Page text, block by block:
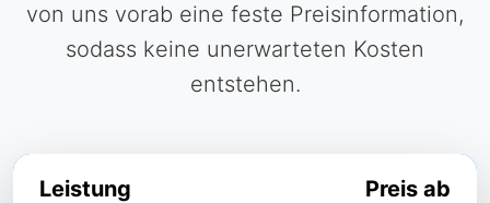
von uns vorab eine feste Preisinformation,
sodass keine unerwarteten Kosten
entstehen.
Leistung Preis ab